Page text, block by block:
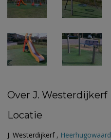
Over J. Westerdijkerf
Locatie
J. Westerdijkerf , Heerhugowaard